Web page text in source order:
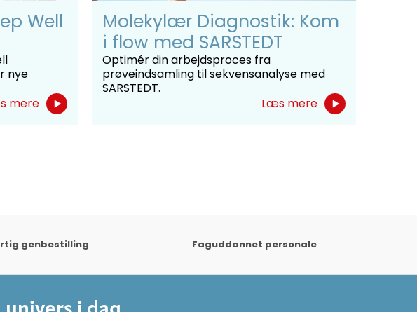
Well
nye
mere
Molekylær Diagnostik: Kom
i flow med SARSTEDT
Optimér din arbejdsproces fra
prøveindsamling til sekvensanalyse med
SARSTEDT.
Læs mere
genbestilling Faguddannet personale